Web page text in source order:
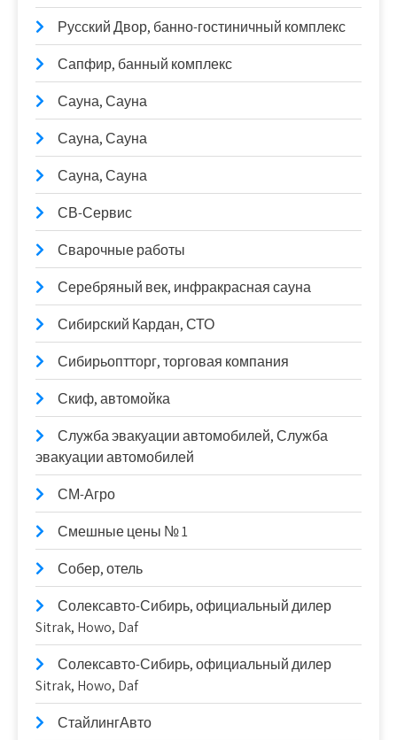
Русский Двор, банно-гостиничный комплекс
Сапфир, банный комплекс
Сауна, Сауна
Сауна, Сауна
Сауна, Сауна
СВ-Сервис
Сварочные работы
Серебряный век, инфракрасная сауна
Сибирский Кардан, СТО
Сибирьоптторг, торговая компания
Скиф, автомойка
Служба эвакуации автомобилей, Служба
эвакуации автомобилей
СМ-Агро
Смешные цены № 1
Собер, отель
Солексавто-Сибирь, официальный дилер
Sitrak, Howo, Daf
Солексавто-Сибирь, официальный дилер
Sitrak, Howo, Daf
СтайлингАвто